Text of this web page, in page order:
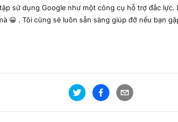
sử dụng Google như một công cụ hỗ trợ đắc lực.
😀 . Tôi cũng sẽ luôn sẵn sàng giúp đỡ nếu bạn